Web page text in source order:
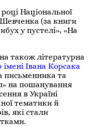
Національної
Шевченка (за книги
у пустелі», «На
також літературна
Івана Корсака
письменника та
на пошанування
в Україні
тематики й
які стали